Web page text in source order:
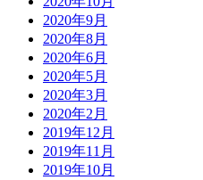
2020年9月
2020年8月
2020年6月
2020年5月
2020年3月
2020年2月
2019年12月
2019年11月
2019年10月